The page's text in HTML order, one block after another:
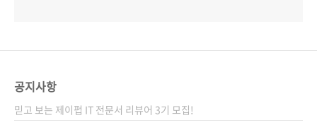
공지사항
믿고 보는 제이펍 IT 전문서 리뷰어 3기 모집!